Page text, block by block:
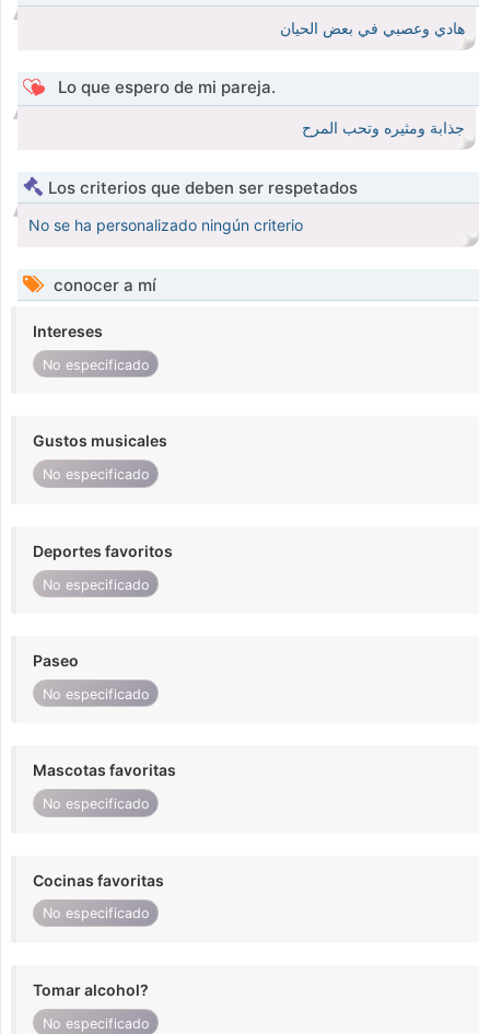
هادي وعصبي في بعض الحيان
Lo que espero de mi pareja.
جذابة ومثيره وتحب المرح
Los criterios que deben ser respetados
No se ha personalizado ningún criterio
conocer a mí
Intereses
No especificado
Gustos musicales
No especificado
Deportes favoritos
No especificado
Paseo
No especificado
Mascotas favoritas
No especificado
Cocinas favoritas
No especificado
Tomar alcohol?
No especificado